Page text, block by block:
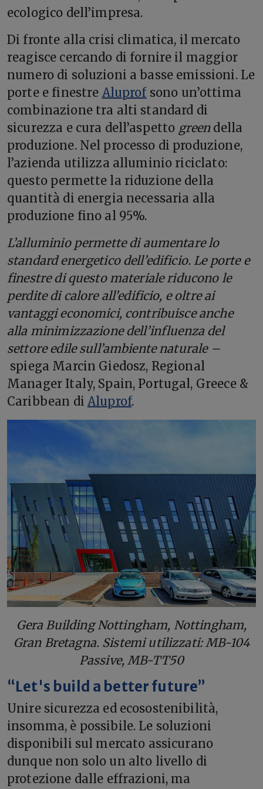
ecologico dell’impresa.
Di fronte alla crisi climatica, il mercato
reagisce cercando di fornire il maggior
numero di soluzioni a basse emissioni. Le
porte e finestre Aluprofsono un’ottima
combinazione tra alti standard di
sicurezza e cura dell’aspetto greendella
produzione. Nel processo di produzione,
l’azienda utilizza alluminio riciclato:
questo permette la riduzione della
quantità di energia necessaria alla
produzione fino al 95%.
L’alluminio permette di aumentare lo
standard energetico dell’edificio. Le porte e
finestre di questo materiale riducono le
perdite di calore all’edificio, e oltre ai
vantaggi economici, contribuisce anche
alla minimizzazione dell’influenza del
settore edile sull’ambiente naturale –
spiega Marcin Giedosz, Regional
Manager Italy, Spain, Portugal, Greece &
Caribbean di Aluprof.
Gera Building Nottingham, Nottingham,
Gran Bretagna. Sistemi utilizzati: MB-104
Passive, MB-TT50
“Let's build a better future”
Unire sicurezza ed ecosostenibilità,
insomma, è possibile. Le soluzioni
disponibili sul mercato assicurano
dunque non solo un alto livello di
protezione dalle effrazioni, ma